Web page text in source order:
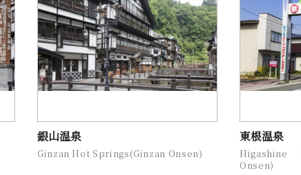
銀山温泉
Ginzan Hot Springs(Ginzan Onsen)
東根温泉
Higashine
Onsen)